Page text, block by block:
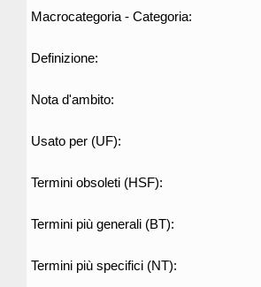
Macrocategoria - Categoria:
Definizione:
Nota d'ambito:
Usato per (UF):
Termini obsoleti (HSF):
Termini più generali (BT):
Termini più specifici (NT):